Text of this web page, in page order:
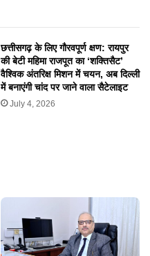
छत्तीसगढ़ के लिए गौरवपूर्ण क्षण: रायपुर
की बेटी महिमा राजपूत का ‘शक्तिसैट’
वैश्विक अंतरिक्ष मिशन में चयन, अब दिल्ली
में बनाएंगी चांद पर जाने वाला सैटेलाइट
July 4, 2026